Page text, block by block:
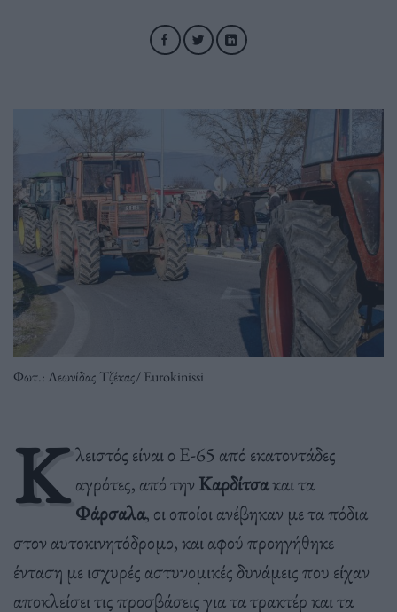
Φωτ.: Λεωνίδας Τζέκας/ Eurokinissi
Κ λειστός είναι ο Ε-65 από εκατοντάδες
αγρότες, από την Καρδίτσακαι τα
Φάρσαλα, οι οποίοι ανέβηκαν με τα πόδια
στον αυτοκινητόδρομο, και αφού προηγήθηκε
ένταση με ισχυρές αστυνομικές δυνάμεις που είχαν
αποκλείσει τις προσβάσεις για τα τρακτέρ και τα